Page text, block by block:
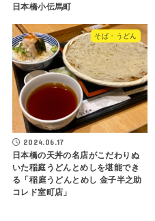
日本橋小伝馬町
そば・うどん
2024.06.17
日本橋の天丼の名店がこだわりぬ
いた稲庭うどんとめしを堪能でき
る「⁡稲庭うどんとめし 金子半之助
コレド室町店」